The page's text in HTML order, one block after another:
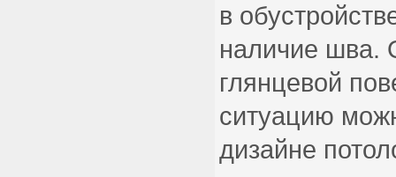
в
наличие шва.
глянцевой
ситуацию
дизайне